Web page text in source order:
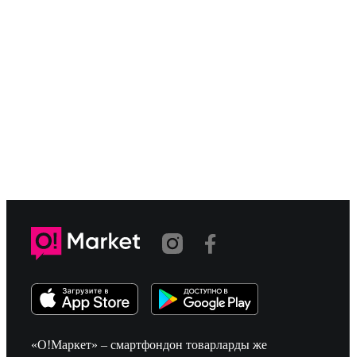
«О!Маркет» – смартфондон товарларды же